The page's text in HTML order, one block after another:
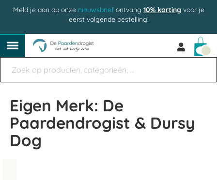
Meld je aan op onze nieuwsbriefontvang 10% korting voor je
eerst volgende bestelling!
Eigen Merk: De
Paardendrogist & Dursy
Dog